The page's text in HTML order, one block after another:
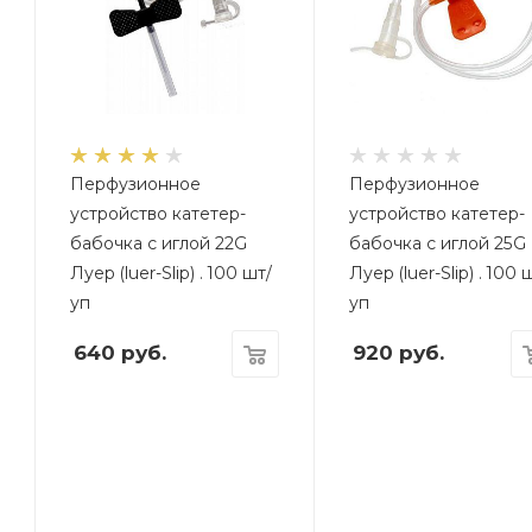
Перфузионное
устройство катетер-
бабочка с иглой 22G
Луер (luer-Slip) . 100 шт/
уп
640 руб.
Перфузионное
устройство катетер-
бабочка с иглой 25G
Луер (luer-Slip) . 100
уп
920 руб.